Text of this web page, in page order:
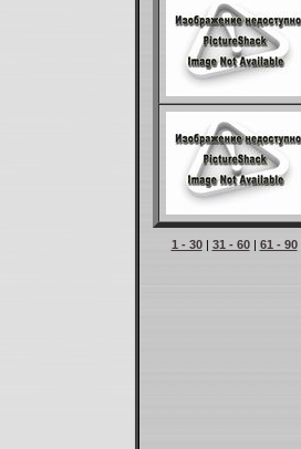
1 - 30| 31 - 60| 61 - 90